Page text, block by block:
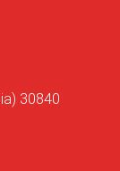
30840